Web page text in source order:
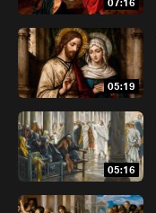
07:16
05:19
05:16